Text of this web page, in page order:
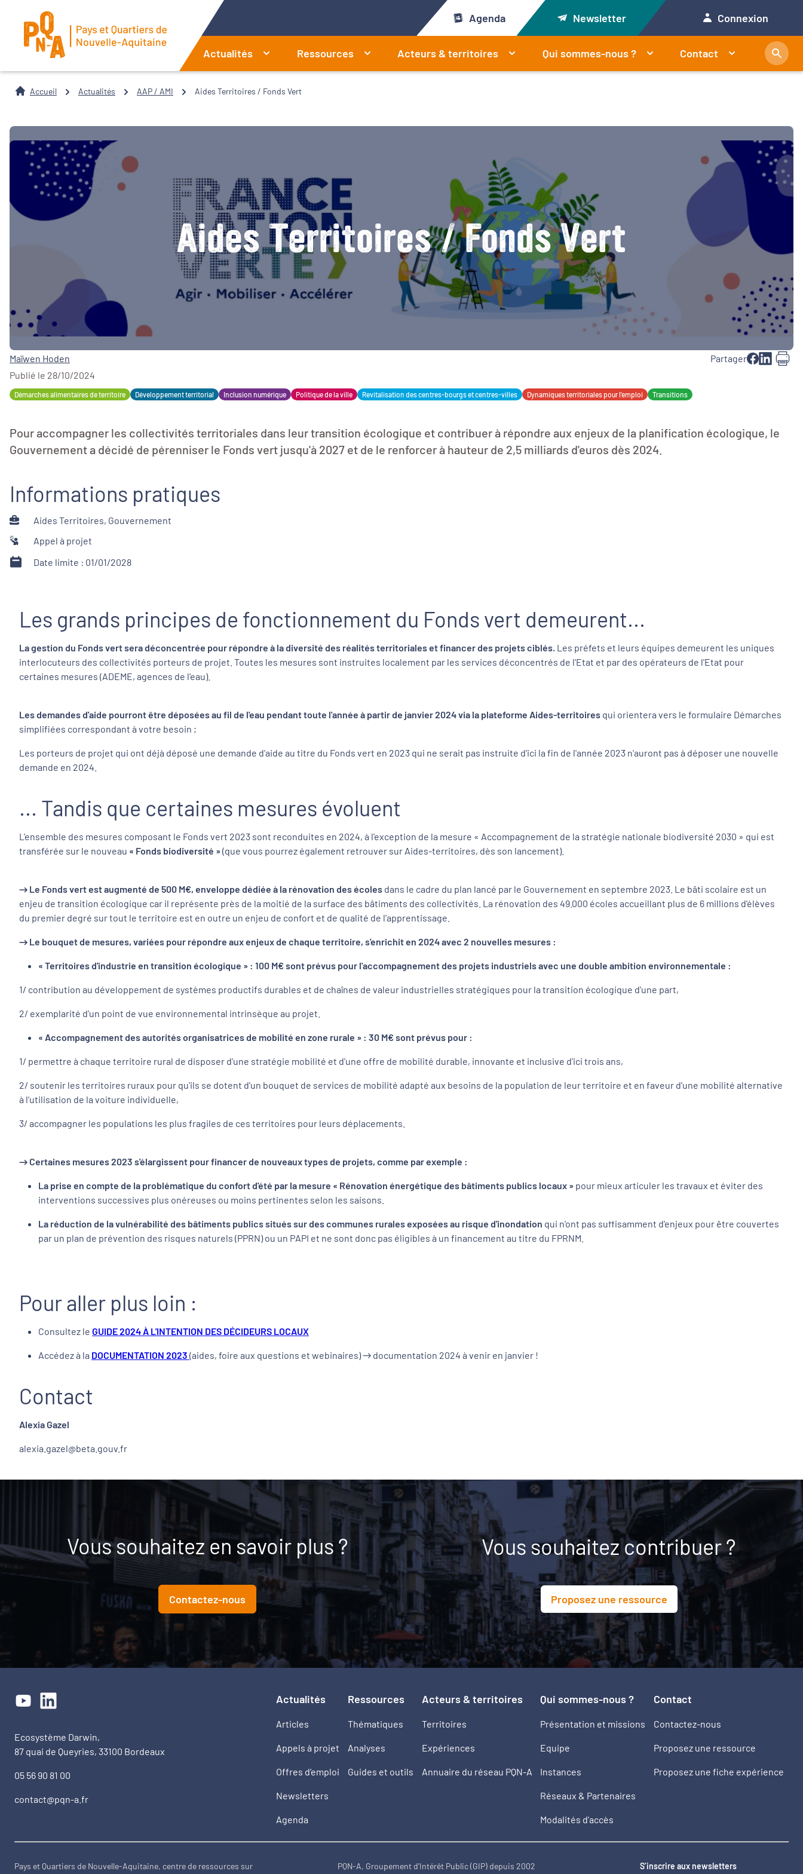
Agenda Newsletter Connexion
Actualités Ressources Acteurs & territoires Qui sommes-nous ? Contact
Accueil Actualités AAP / AMI Aides Territoires / Fonds Vert
Aides Territoires / Fonds Vert
Maïwen Hoden
Publié le 28/10/2024
Partager
Démarches alimentaires de territoire Développement territorial Inclusion numérique Politique de la ville Revitalisation des centres-bourgs et centres-villes Dynamiques territoriales pour l’emploi Transitions
Pour accompagner les collectivités territoriales dans leur transition écologique et contribuer à répondre aux enjeux de la planification écologique, le
Gouvernement a décidé de pérenniser le Fonds vert jusqu'à 2027 et de le renforcer à hauteur de 2,5 milliards d'euros dès 2024.
Informations pratiques
Aides Territoires, Gouvernement
Appel à projet
Date limite : 01/01/2028
Les grands principes de fonctionnement du Fonds vert demeurent...
La gestion du Fonds vert sera déconcentrée pour répondre à la diversité des réalités territoriales et financer des projets ciblés. Les préfets et leurs équipes demeurent les uniques
interlocuteurs des collectivités porteurs de projet. Toutes les mesures sont instruites localement par les services déconcentrés de l'Etat et par des opérateurs de l'Etat pour
certaines mesures (ADEME, agences de l'eau).
Les demandes d'aide pourront être déposées au fil de l'eau pendant toute l'année à partir de janvier 2024 via la plateforme Aides-territoires qui orientera vers le formulaire Démarches
simplifiées correspondant à votre besoin ;
Les porteurs de projet qui ont déjà déposé une demande d'aide au titre du Fonds vert en 2023 qui ne serait pas instruite d'ici la fin de l'année 2023 n'auront pas à déposer une nouvelle
demande en 2024.
... Tandis que certaines mesures évoluent
L'ensemble des mesures composant le Fonds vert 2023 sont reconduites en 2024, à l'exception de la mesure « Accompagnement de la stratégie nationale biodiversité 2030 » qui est
transférée sur le nouveau « Fonds biodiversité »(que vous pourrez également retrouver sur Aides-territoires, dès son lancement).
→ Le Fonds vert est augmenté de 500 M€, enveloppe dédiée à la rénovation des écoles dans le cadre du plan lancé par le Gouvernement en septembre 2023. Le bâti scolaire est un
enjeu de transition écologique car il représente près de la moitié de la surface des bâtiments des collectivités. La rénovation des 49.000 écoles accueillant plus de 6 millions d'élèves
du premier degré sur tout le territoire est en outre un enjeu de confort et de qualité de l'apprentissage.
→ Le bouquet de mesures, variées pour répondre aux enjeux de chaque territoire, s'enrichit en 2024 avec 2 nouvelles mesures :
« Territoires d'industrie en transition écologique » : 100 M€ sont prévus pour l'accompagnement des projets industriels avec une double ambition environnementale :
1/ contribution au développement de systèmes productifs durables et de chaînes de valeur industrielles stratégiques pour la transition écologique d'une part,
2/ exemplarité d'un point de vue environnemental intrinsèque au projet.
« Accompagnement des autorités organisatrices de mobilité en zone rurale » : 30 M€ sont prévus pour :
1/ permettre à chaque territoire rural de disposer d'une stratégie mobilité et d'une offre de mobilité durable, innovante et inclusive d'ici trois ans,
2/ soutenir les territoires ruraux pour qu'ils se dotent d'un bouquet de services de mobilité adapté aux besoins de la population de leur territoire et en faveur d'une mobilité alternative
à l'utilisation de la voiture individuelle,
3/ accompagner les populations les plus fragiles de ces territoires pour leurs déplacements.
→ Certaines mesures 2023 s'élargissent pour financer de nouveaux types de projets, comme par exemple :
La prise en compte de la problématique du confort d'été par la mesure « Rénovation énergétique des bâtiments publics locaux » pour mieux articuler les travaux et éviter des
interventions successives plus onéreuses ou moins pertinentes selon les saisons.
La réduction de la vulnérabilité des bâtiments publics situés sur des communes rurales exposées au risque d'inondation qui n'ont pas suffisamment d'enjeux pour être couvertes
par un plan de prévention des risques naturels (PPRN) ou un PAPI et ne sont donc pas éligibles à un financement au titre du FPRNM.
Pour aller plus loin :
Consultez le GUIDE 2024 À L'INTENTION DES DÉCIDEURS LOCAUX
Accédez à la DOCUMENTATION 2023 (aides, foire aux questions et webinaires) → documentation 2024 à venir en janvier !
Contact
Alexia Gazel
alexia.gazel@beta.gouv.fr
Vous souhaitez en savoir plus ?
Contactez-nous
Vous souhaitez contribuer ?
Proposez une ressource
Ecosystème Darwin,
87 quai de Queyries, 33100 Bordeaux
05 56 90 81 00
contact@pqn-a.fr
Actualités
Articles
Appels à projet
Offres d’emploi
Newsletters
Agenda
Ressources
Thématiques
Analyses
Guides et outils
Acteurs & territoires
Territoires
Expériences
Annuaire du réseau PQN-A
Qui sommes-nous ?
Présentation et missions
Equipe
Instances
Réseaux & Partenaires
Modalités d'accès
Contact
Contactez-nous
Proposez une ressource
Proposez une fiche expérience
Pays et Quartiers de Nouvelle-Aquitaine, centre de ressources sur PQN-A, Groupement d'Intérêt Public (GIP) depuis 2002 S’inscrire aux newsletters